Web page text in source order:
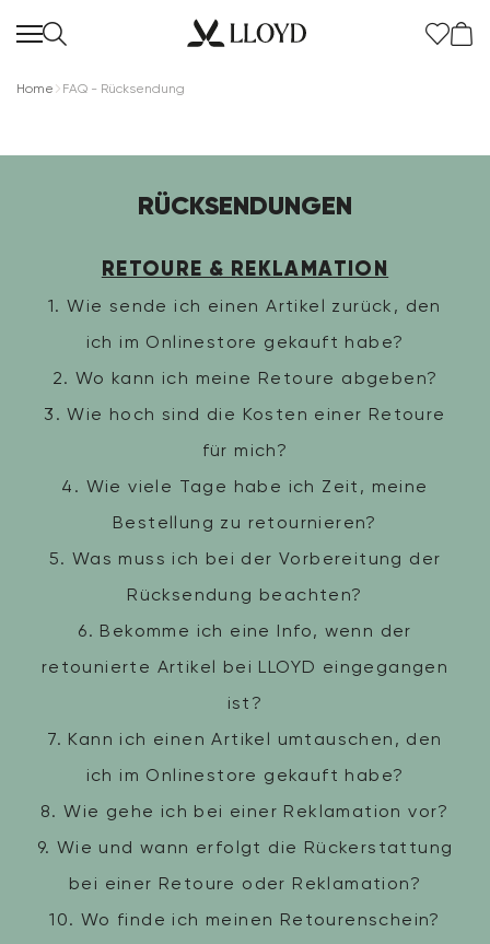
Pflege & Zubehör
Home FAQ - Rücksendung
RÜCKSENDUNGEN
RETOURE & REKLAMATION
1. Wie sende ich einen Artikel zurück, den
ich im Onlinestore gekauft habe?
2. Wo kann ich meine Retoure abgeben?
3. Wie hoch sind die Kosten einer Retoure
für mich?
4. Wie viele Tage habe ich Zeit, meine
Bestellung zu retournieren?
5. Was muss ich bei der Vorbereitung der
Rücksendung beachten?
6. Bekomme ich eine Info, wenn der
retounierte Artikel bei LLOYD eingegangen
ist?
7. Kann ich einen Artikel umtauschen, den
ich im Onlinestore gekauft habe?
8. Wie gehe ich bei einer Reklamation vor?
9. Wie und wann erfolgt die Rückerstattung
bei einer Retoure oder Reklamation?
10. Wo finde ich meinen Retourenschein?